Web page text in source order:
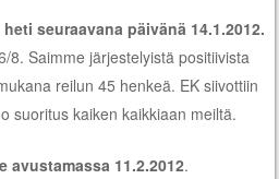
seuraavana päivänä 14.1.2012.
8. Saimme järjestelyistä positiivista
reilun 45 henkeä. EK siivottiin
suoritus kaiken kaikkiaan meiltä.
avustamassa 11.2.2012.